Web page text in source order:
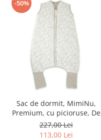
-50%
Sac de dormit, MimiNu,
Premium, cu picioruse, De
iarna, din bumbac, cu
fermoar, 103 cm, M, Meadow
227,00 Lei
113,00 Lei